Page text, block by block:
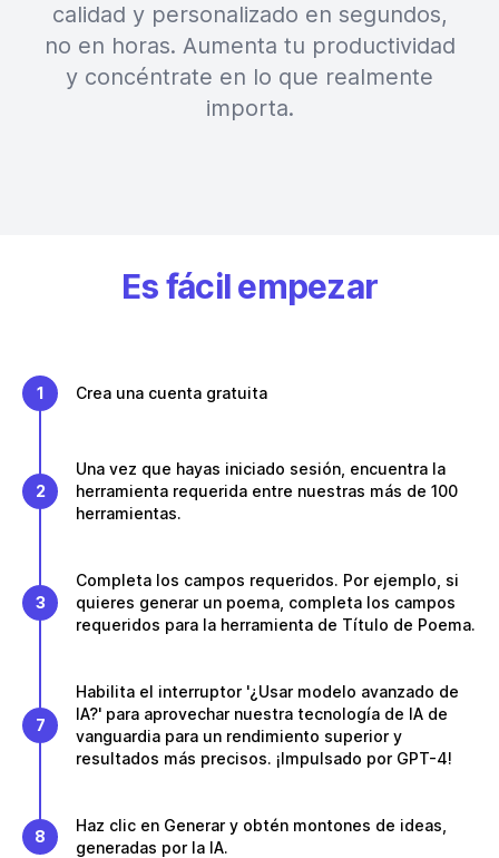
calidad y personalizado en segundos,
no en horas. Aumenta tu productividad
y concéntrate en lo que realmente
importa.
Es fácil empezar
1 Crea una cuenta gratuita
2
Una vez que hayas iniciado sesión, encuentra la
herramienta requerida entre nuestras más de 100
herramientas.
3
Completa los campos requeridos. Por ejemplo, si
quieres generar un poema, completa los campos
requeridos para la herramienta de Título de Poema.
7
Habilita el interruptor '¿Usar modelo avanzado de
IA?' para aprovechar nuestra tecnología de IA de
vanguardia para un rendimiento superior y
resultados más precisos. ¡Impulsado por GPT-4!
8
Haz clic en Generar y obtén montones de ideas,
generadas por la IA.